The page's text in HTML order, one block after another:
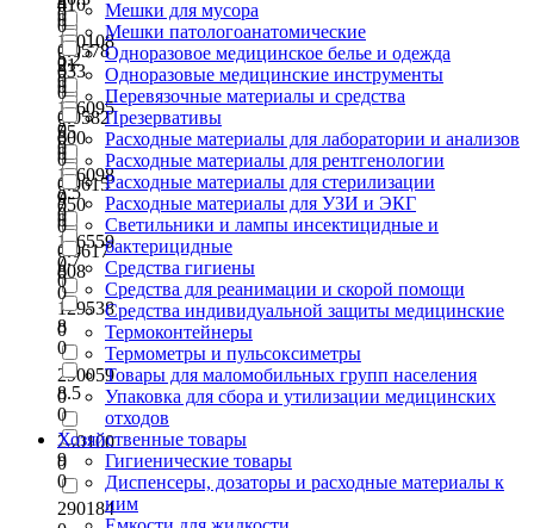
0
0.0578
0
0.0582
0
0.0615
0
0.0617
0
120108
0
126095
0
126098
0
126559
0
129538
0
290059
0
290100
0
290184
0
5.2
0
7
0
7.5
0
7.7
0
8
0
8.5
0
9
0
0
21
0
55
0
9
0
410
0
533
0
600
0
750
0
808
0
Мешки для мусора
Мешки патологоанатомические
Одноразовое медицинское белье и одежда
Одноразовые медицинские инструменты
Перевязочные материалы и средства
Презервативы
Расходные материалы для лаборатории и анализов
Расходные материалы для рентгенологии
Расходные материалы для стерилизации
Расходные материалы для УЗИ и ЭКГ
Светильники и лампы инсектицидные и
бактерицидные
Средства гигиены
Средства для реанимации и скорой помощи
Средства индивидуальной защиты медицинские
Термоконтейнеры
Термометры и пульсоксиметры
Товары для маломобильных групп населения
Упаковка для сбора и утилизации медицинских
отходов
Хозяйственные товары
Гигиенические товары
Диспенсеры, дозаторы и расходные материалы к
ним